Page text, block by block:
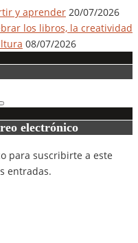
y aprender 20/07/2026
los libros, la creatividad
08/07/2026
electrónico
para suscribirte a este
entradas.